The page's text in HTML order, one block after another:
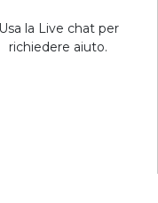
Usa la Live chat per
richiedere aiuto.